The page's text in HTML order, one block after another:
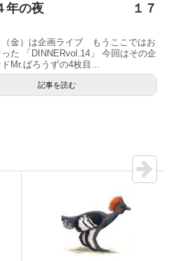
４年の夜 １７
（金）は企画ライブ もうここではお
た 「DINNERvol.14」 今回はその企
Mr.ばろうずの4枚目...
記事を読む